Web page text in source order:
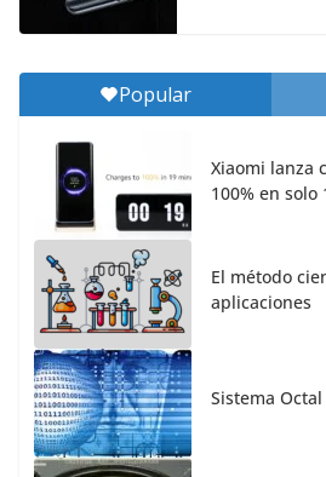
Popular
Xiaomi lanza
100% en solo
El método
aplicaciones
Sistema Octal